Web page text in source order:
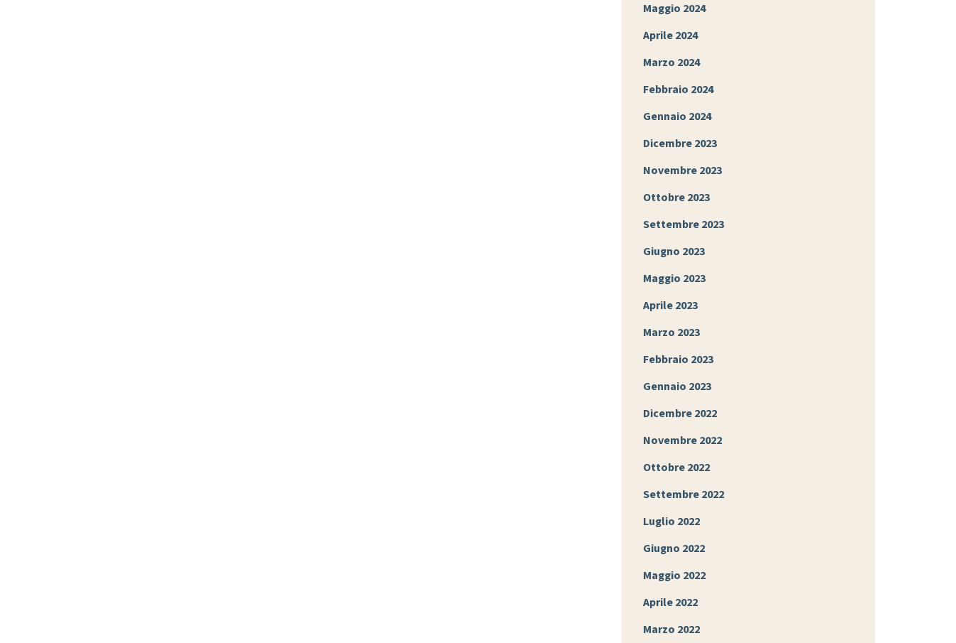
Maggio 2024
Aprile 2024
Marzo 2024
Febbraio 2024
Gennaio 2024
Dicembre 2023
Novembre 2023
Ottobre 2023
Settembre 2023
Giugno 2023
Maggio 2023
Aprile 2023
Marzo 2023
Febbraio 2023
Gennaio 2023
Dicembre 2022
Novembre 2022
Ottobre 2022
Settembre 2022
Luglio 2022
Giugno 2022
Maggio 2022
Aprile 2022
Marzo 2022